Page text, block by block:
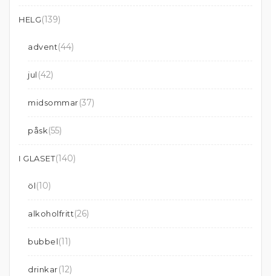
HELG(139)
advent(44)
jul (42)
midsommar(37)
påsk(55)
I GLASET(140)
öl(10)
alkoholfritt(26)
bubbel(11)
drinkar(12)